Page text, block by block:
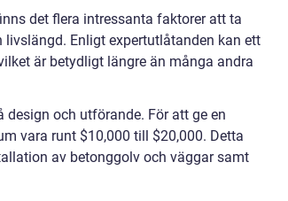
det flera intressanta faktorer att ta
Enligt expertutlåtanden kan ett
är betydligt längre än många andra
design och utförande. För att ge en
vara runt $10,000 till $20,000. Detta
av betonggolv och väggar samt